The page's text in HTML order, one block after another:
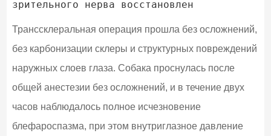
Транссклеральная операция прошла без осложнений,
без карбонизации склеры и структурных повреждений
наружных слоев глаза. Собака проснулась после
общей анестезии без осложнений, и в течение двух
часов наблюдалось полное исчезновение
блефароспазма, при этом внутриглазное давление